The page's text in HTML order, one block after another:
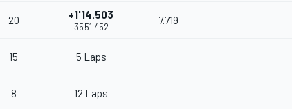
20 +1'14.503
35'51.452
7.719
15 5 Laps
8 12 Laps